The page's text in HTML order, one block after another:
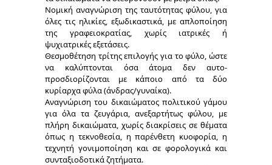
Νομική αναγνώριση της ταυτότητας φύλου, για
όλες τις ηλικίες, εξωδικαστικά, με απλοποίηση
της γραφειοκρατίας, χωρίς ιατρικές ή
ψυχιατρικές εξετάσεις.
Θεσµοθέτηση τρίτης επιλογής για το φύλο, ώστε
να καλύπτονται όσα άτομα δεν αυτο-
προσδιορίζονται με κάποιο από τα δύο
κυρίαρχα φύλα (άνδρας/γυναίκα).
Αναγνώριση του δικαιώματος πολιτικού γάμου
για όλα τα ζευγάρια, ανεξαρτήτως φύλου, με
πλήρη δικαιώματα, χωρίς διακρίσεις σε θέματα
όπως η τεκνοθεσία, η παρένθετη κυοφορία, η
τεχνητή γονιμοποίηση και σε φορολογικά και
συνταξιοδοτικά ζητήματα.